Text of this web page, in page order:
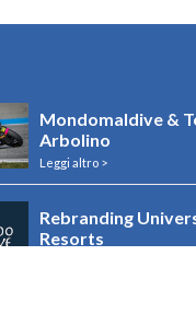
Mondomaldive &
Arbolino
Leggi altro >
Rebranding
Resorts